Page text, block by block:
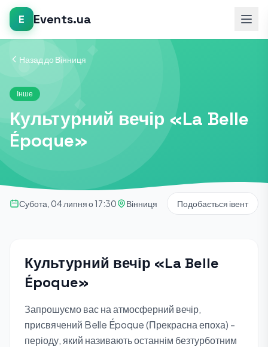
E Events.ua
Назад до Вінниця
Інше
Культурний вечір «La Belle
Époque»
Субота, 04 липня о 17:30 Вінниця Подобається івент
Культурний вечір «La Belle
Époque»
Запрошуємо вас на атмосферний вечір,
присвячений Belle Époque (Прекрасна епоха) -
періоду, який називають останнім безтурботним